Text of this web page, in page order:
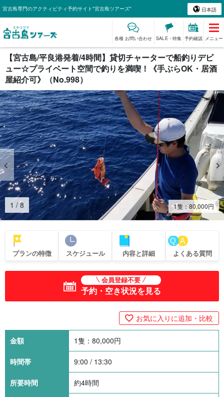
宮古島専門のアクティビティ予約サイト"宮古島ツアーズ" 日本語
各種 お問い合わせ SALE・特集 予約確認 メニュー
【宮古島/平良港発着/4時間】貸切チャーターで船釣りデビ
ュー☆プライベート空間で釣りを満喫！《手ぶらOK・居酒
屋紹介可》（No.998）
2 / 8 1隻： 80,000円
プランの特徴 スケジュール 内容と詳細 よくある質問
会員登録不要
予約・空き状況を見る
お気に入りに追加・比較
金額 1隻： 80,000円
時間帯 9:00 / 13:30
所要時間 約4時間